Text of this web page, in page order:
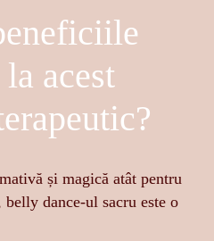
acest
și magică atât pentru
dance-ul sacru este o